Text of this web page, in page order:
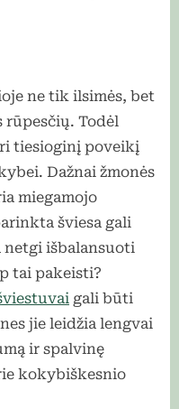
ne tik ilsimės, bet
rūpesčių. Todėl
tiesioginį poveikį
Dažnai žmonės
miegamojo
šviesa gali
išbalansuoti
tai pakeisti?
gali būti
jie leidžia lengvai
ir spalvinę
kokybiškesnio